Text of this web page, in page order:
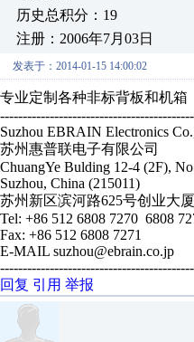
历史总积分：19
注册：2006年7月03日
发表于：2014-01-15 14:00:02
专业定制各种非标背板和机箱
Suzhou EBRAIN Electronics
苏州惠普联电子有限公司
ChuangYe Bulding 12-4 (2F),
Suzhou, China (215011)
苏州新区滨河路625号创业大
Tel: +86 512 6808 7270 6808
Fax: +86 512 6808 7271
E-MAIL suzhou@ebrain.co.jp
回复 引用 举报